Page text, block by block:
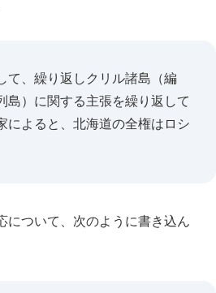
て、繰り返しクリル諸島（編
島）に関する主張を繰り返して
によると、北海道の全権はロシ
について、次のように書き込ん